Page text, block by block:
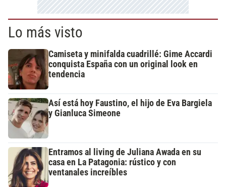
Lo más visto
Camiseta y minifalda cuadrillé: Gime Accardi
conquista España con un original look en
tendencia
Así está hoy Faustino, el hijo de Eva Bargiela
y Gianluca Simeone
Entramos al living de Juliana Awada en su
casa en La Patagonia: rústico y con
ventanales increíbles